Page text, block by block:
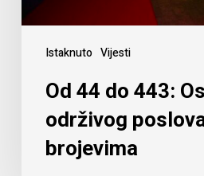
Istaknuto Vijesti
Od 44 do 443:
održivog
brojevima